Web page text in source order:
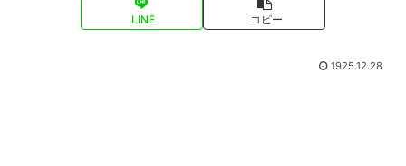
LINE コピー
1925.12.28